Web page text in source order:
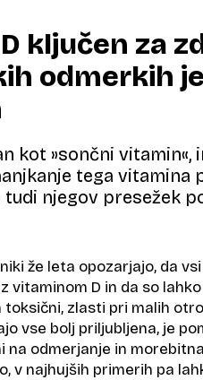
ključen za
odmerkih
kot »sončni
tega vitamina
tudi njegov presežek
že leta opozarjajo, da
vitaminom D in da so
toksični, zlasti pri malih
vse bolj priljubljena, je
na odmerjanje in
v najhujših primerih pa